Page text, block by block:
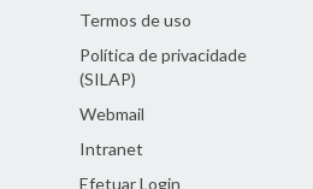
Termos de uso
Política de privacidade
(SILAP)
Webmail
Intranet
Efetuar Login